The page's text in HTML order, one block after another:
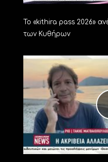
Το «kithira pass 2026»
των Κυθήρων